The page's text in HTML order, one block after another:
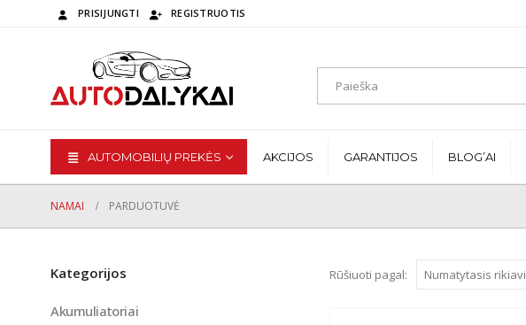
PRISIJUNGTI REGISTRUOTIS
AUTOMOBILIŲ PREKĖS AKCIJOS GARANTIJOS BLOG’AI
NAMAI PARDUOTUVĖ
Rūšiuoti pagal:
Kategorijos
Akumuliatoriai